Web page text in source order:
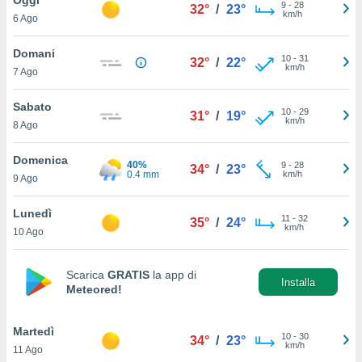
è
al sito
di
ci
di
il
un
la
nella
6 Ago
32° / 23° 9- 28
km/h
Domani
7 Ago
32° / 22° 10- 31
km/h
Sabato
8 Ago
31° / 19° 10- 29
km/h
Domenica
9 Ago
40%
0.4 mm
34° / 23° 9- 28
km/h
Lunedì
10 Ago
35° / 24° 11 - 32
km/h
Scarica GRATIS la app di
Meteored!
Installa
Martedì
11 Ago
34° / 23° 10- 30
km/h